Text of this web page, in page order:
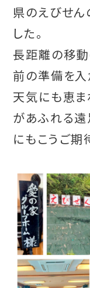
県のえびせん
した。
長距離の移動
前の準備を入
天気にも恵ま
があふれる遠
にもこうご期